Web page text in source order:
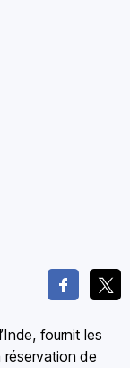
fournit les
réservation de